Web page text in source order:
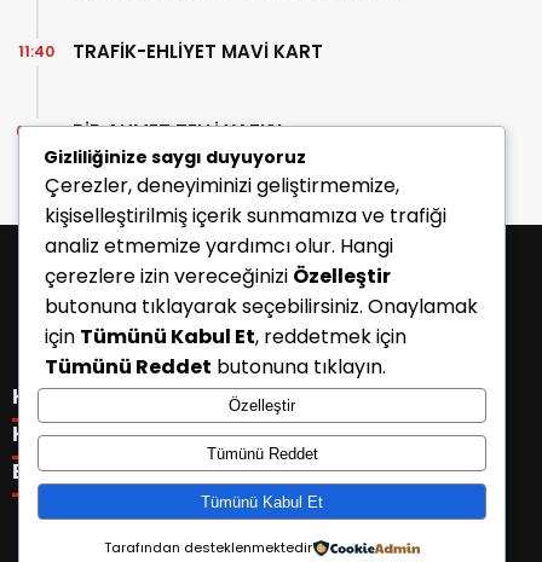
TRAFİK-EHLİYET MAVİ KART
11:40
BİR AHMET TELLİ YAZISI
07:30
KATEGORİLER
Menü seçimi yapın. WP-ADMIN → Görünüm → Menüler
sayfasından menü eşleştirmesi yapınız.
KISAYOLLAR
Menü seçimi yapın. WP-ADMIN → Görünüm → Menüler
sayfasından menü eşleştirmesi yapınız.
E-BÜLTEN
Gizliliğinize saygı duyuyoruz
Çerezler, deneyiminizi geliştirmemize,
kişiselleştirilmiş içerik sunmamıza ve trafiği
analiz etmemize yardımcı olur. Hangi
çerezlere izin vereceğinizi Özelleştir
butonuna tıklayarak seçebilirsiniz. Onaylamak
için Tümünü Kabul Et, reddetmek için
Tümünü Reddet butonuna tıklayın.
Özelleştir
Tümünü Reddet
Tümünü Kabul Et
Tarafından desteklenmektedir